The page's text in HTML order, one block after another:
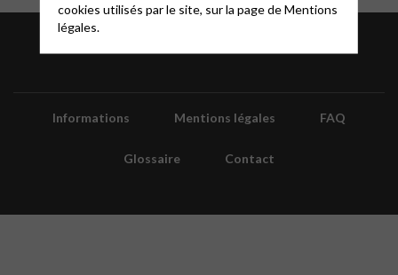
Informations Mentions légales FAQ
Glossaire Contact
cookies utilisés par le site, sur la page deMentions
légales.